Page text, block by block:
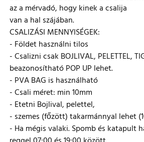
az a mérvadó, hogy kinek a csalija
van a hal szájában.
CSALIZÁSI MENNYISÉGEK:
- Földet használni tilos
- Csalizni csak BOJLIVAL, PELETTEL,
beazonosítható POP UP lehet.
- PVA BAG is használható
- Csali méret: min 10mm
- Etetni Bojlival, pelettel,
- szemes (főzött) takarmánnyal lehet
- Ha mégis valaki. Spomb és katapult